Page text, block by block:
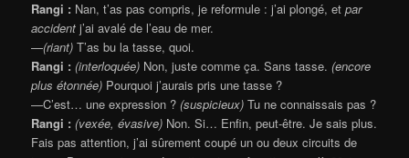
Rangi : Nan, t’as pas compris, je reformule : j’ai plongé, etpar
accident j’ai avalé de l’eau de mer.
—(riant) T’as bu la tasse, quoi.
Rangi :(interloquée) Non, juste comme ça. Sans tasse.(encore
plus étonnée) Pourquoi j’aurais pris une tasse ?
—C’est… une expression ?(suspicieux) Tu ne connaissais pas ?
Rangi :(vexée, évasive) Non. Si… Enfin, peut-être. Je sais plus.
Fais pas attention, j’ai sûrement coupé un ou deux circuits de